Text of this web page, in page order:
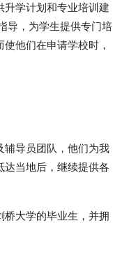
升学计划和专业培训建
导，为学生提供专门培
他们在申请学校时，
辅导员团队，他们为我
达当地后，继续提供各
桥大学的毕业生，并拥